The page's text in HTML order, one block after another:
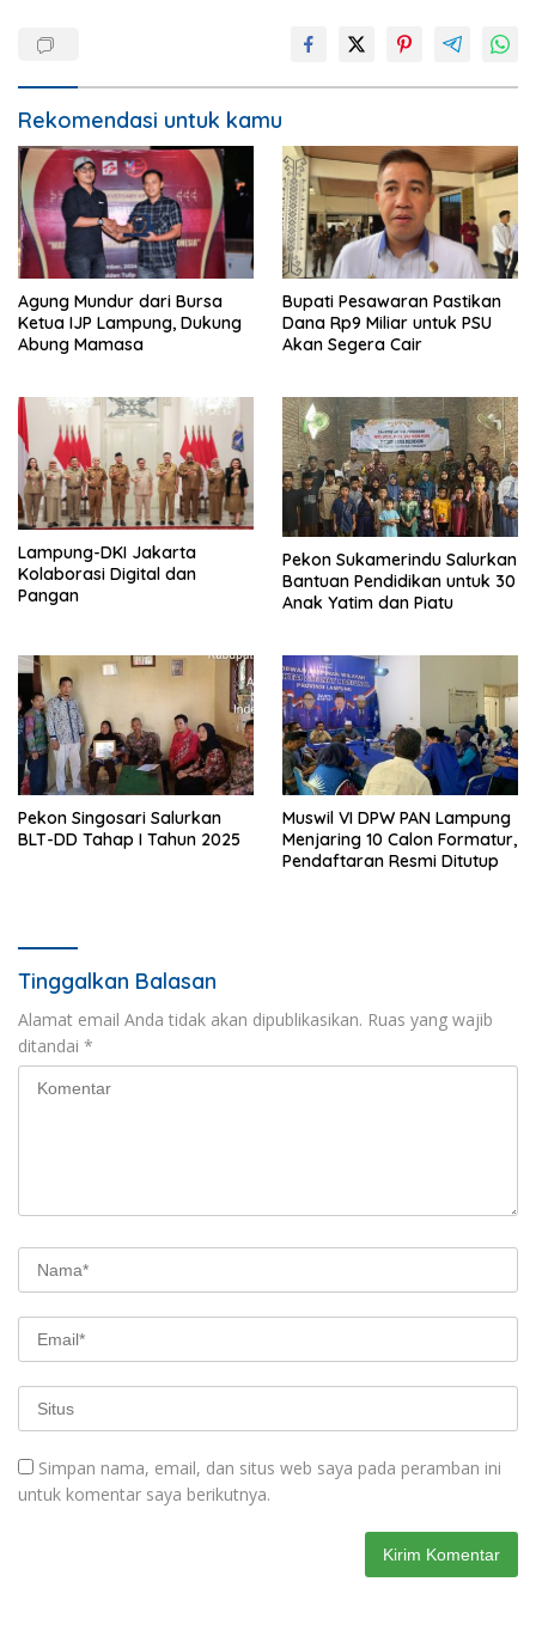
Rekomendasi untuk kamu
Agung Mundur dari Bursa
Ketua IJP Lampung, Dukung
Abung Mamasa
Bupati Pesawaran Pastikan
Dana Rp9 Miliar untuk PSU
Akan Segera Cair
Lampung-DKI Jakarta
Kolaborasi Digital dan
Pangan
Pekon Sukamerindu Salurkan
Bantuan Pendidikan untuk 30
Anak Yatim dan Piatu
Pekon Singosari Salurkan
BLT-DD Tahap I Tahun 2025
Muswil VI DPW PAN Lampung
Menjaring 10 Calon Formatur,
Pendaftaran Resmi Ditutup
Tinggalkan Balasan
Alamat email Anda tidak akan dipublikasikan. Ruas yang wajib
ditandai *
Simpan nama, email, dan situs web saya pada peramban ini
untuk komentar saya berikutnya.